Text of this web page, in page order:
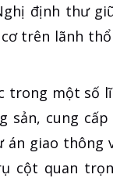
định thư
trên lãnh
trong một số
sản, cung cấp
giao thông
cột quan